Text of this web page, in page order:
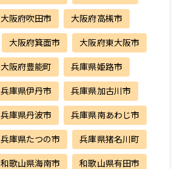
大阪府吹田市 大阪府高槻市
大阪府箕面市 大阪府東大阪市
大阪府豊能町 兵庫県姫路市
兵庫県伊丹市 兵庫県加古川市
兵庫県丹波市 兵庫県南あわじ市
兵庫県たつの市 兵庫県猪名川町
和歌山県海南市 和歌山県有田市